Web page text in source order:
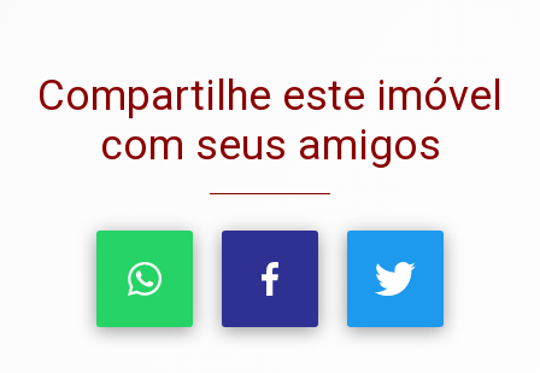
Compartilhe este imóvel
com seus amigos